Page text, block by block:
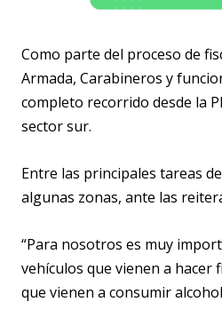
Como parte del proceso de
Armada, Carabineros y
completo recorrido desde la
sector sur.
Entre las principales tareas
algunas zonas, ante las
“Para nosotros es muy
vehículos que vienen a
que vienen a consumir